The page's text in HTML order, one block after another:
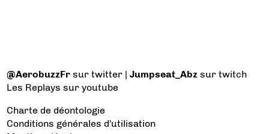
@AerobuzzFr sur twitter |Jumpseat_Abz sur twitch
Les Replays sur youtube
Charte de déontologie
Conditions générales d'utilisation